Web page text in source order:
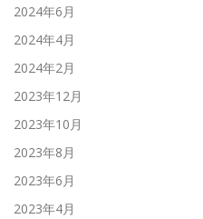
2024年6月
2024年4月
2024年2月
2023年12月
2023年10月
2023年8月
2023年6月
2023年4月